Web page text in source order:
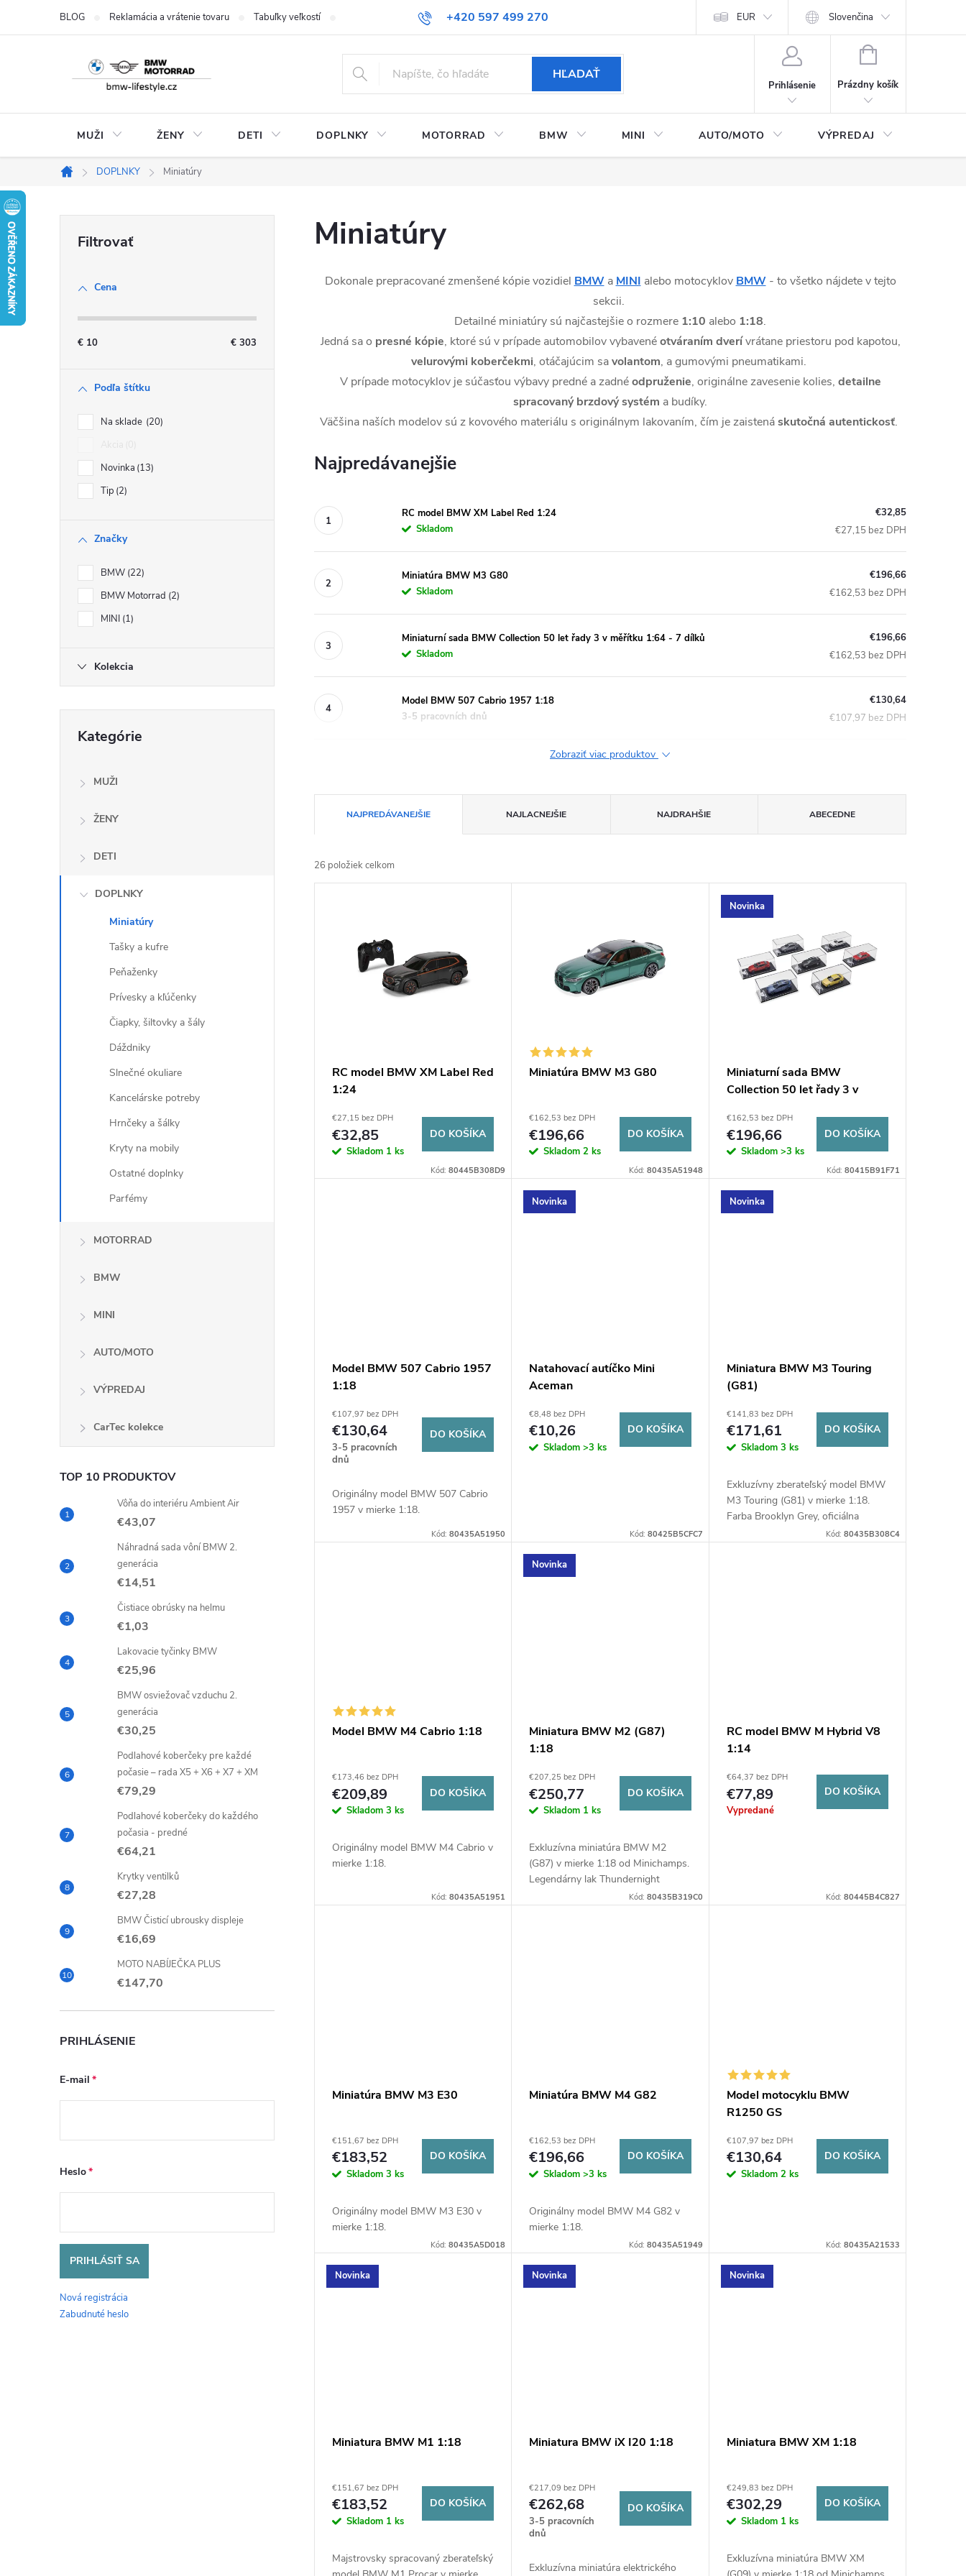
+420 597 499 270
BLOG Reklamácia a vrátenie tovaru Tabuľky veľkostí Obchodné podmienky Moja objednávka Podmienky ochrany osobných údajov
EUR Slovenčina
HĽADAŤ
Prihlásenie
NÁKUPNÝ
Prázdny košík
MUŽI ŽENY DETI DOPLNKY MOTORRAD BMW MINI AUTO/MOTO VÝPREDAJ
Domov
DOPLNKY Miniatúry
Cena
€ 10 € 303
Podľa štítku
Na sklade 20
Novinka 13
Tip 2
Značky
BMW 22
BMW Motorrad 2
MINI 1
Kolekcia
kategórie
Kategórie
MUŽI
ŽENY
DETI
DOPLNKY
Miniatúry
Tašky a kufre
Peňaženky
Prívesky a kľúčenky
Čiapky, šiltovky a šály
Dáždniky
Slnečné okuliare
Kancelárske potreby
Hrnčeky a šálky
Kryty na mobily
Ostatné doplnky
Parfémy
MOTORRAD
BMW
MINI
AUTO/MOTO
VÝPREDAJ
CarTec kolekce
TOP 10 PRODUKTOV
Vôňa do interiéru Ambient Air
€43,07
Náhradná sada vôní BMW 2.
generácia
€14,51
Čistiace obrúsky na helmu
€1,03
Lakovacie tyčinky BMW
€25,96
BMW osviežovač vzduchu 2.
generácia
€30,25
Podlahové koberčeky pre každé
počasie – rada X5 + X6 + X7 + XM
€79,29
Podlahové koberčeky do každého
počasia - predné
€64,21
Krytky ventilků
€27,28
BMW Čisticí ubrousky displeje
€16,69
MOTO NABÍJEČKA PLUS
€147,70
PRIHLÁSENIE
E-mail
Heslo
PRIHLÁSIŤ SA
Nová registrácia
Zabudnuté heslo
Miniatúry
Dokonale prepracované zmenšené kópie vozidiel BMWa MINI alebo motocyklov BMW- to všetko nájdete v tejto
sekcii.
Detailné miniatúry sú najčastejšie o rozmere 1:10 alebo 1:18.
Jedná sa o presné kópie, ktoré sú v prípade automobilov vybavenéotváraním dverívrátane priestoru pod kapotou,
velurovými koberčekmi, otáčajúcim savolantom, a gumovými pneumatikami.
V prípade motocyklov je súčasťou výbavy predné a zadnéodpruženie, originálne zavesenie kolies, detailne
spracovaný brzdový systém a budíky.
Väčšina naších modelov sú z kovového materiálu s originálnym lakovaním, čím je zaistenáskutočná autentickosť.
Najpredávanejšie
RC model BMW XM Label Red 1:24
Skladom
€32,85
€27,15 bez DPH
Miniatúra BMW M3 G80
Skladom
€196,66
€162,53 bez DPH
Miniaturní sada BMW Collection 50 let řady 3 v měřítku 1:64 - 7 dílků
Skladom
€196,66
€162,53 bez DPH
Model BMW 507 Cabrio 1957 1:18
3-5 pracovních dnů
€130,64
€107,97 bez DPH
Zobraziť viac produktov
a
d
d
NAJPREDÁVANEJŠIE NAJLACNEJŠIE NAJDRAHŠIE ABECEDNE
26 položiek celkom
d
RC model BMW XM Label Red
1:24
€27,15 bez DPH
€32,85
Skladom 1 ks
DO KOŠÍKA
Kód:80445B308D9
Miniatúra BMW M3 G80
€162,53 bez DPH
€196,66
Skladom2 ks
DO KOŠÍKA
Kód: 80435A51948
Novinka
Miniaturní sada BMW
Collection 50 let řady 3 v
€162,53 bez DPH
€196,66
Skladom >3 ks
DO KOŠÍKA
Kód: 80415B91F71
Model BMW 507 Cabrio 1957
1:18
€107,97 bez DPH
€130,64
3-5 pracovních
dnů
DO KOŠÍKA
Originálny model BMW 507 Cabrio
1957 v mierke 1:18.
Kód:80435A51950
Novinka
Natahovací autíčko Mini
Aceman
€8,48 bez DPH
€10,26
Skladom>3 ks
DO KOŠÍKA
Kód: 80425B5CFC7
Novinka
Miniatura BMW M3 Touring
(G81)
€141,83 bez DPH
€171,61
Skladom 3 ks
DO KOŠÍKA
Exkluzívny zberateľský model BMW
M3 Touring (G81) v mierke 1:18.
Farba Brooklyn Grey, oficiálna
kolekcia BMW Lifestyle. Špičkové
Kód: 80435B308C4
Model BMW M4 Cabrio 1:18
€173,46 bez DPH
€209,89
Skladom 3 ks
DO KOŠÍKA
Originálny model BMW M4 Cabrio v
mierke 1:18.
Kód:80435A51951
Novinka
Miniatura BMW M2 (G87)
1:18
€207,25 bez DPH
€250,77
Skladom 1 ks
DO KOŠÍKA
Exkluzívna miniatúra BMW M2
(G87) v mierke 1:18 od Minichamps.
Legendárny lak Thundernight
Metallic, špičkové detaily a oficiálna
Kód: 80435B319C0
RC model BMW M Hybrid V8
1:14
€64,37 bez DPH
€77,89
Vypredané
DO KOŠÍKA
Kód: 80445B4C827
Miniatúra BMW M3 E30
€151,67 bez DPH
€183,52
Skladom 3 ks
DO KOŠÍKA
Originálny model BMW M3 E30 v
mierke 1:18.
Kód:80435A5D018
Miniatúra BMW M4 G82
€162,53 bez DPH
€196,66
Skladom>3 ks
DO KOŠÍKA
Originálny model BMW M4 G82 v
mierke 1:18.
Kód: 80435A51949
Model motocyklu BMW
R1250 GS
€107,97 bez DPH
€130,64
Skladom 2 ks
DO KOŠÍKA
Kód: 80435A21533
Novinka
Miniatura BMW M1 1:18
€151,67 bez DPH
€183,52
Skladom 1 ks
DO KOŠÍKA
Majstrovsky spracovaný zberateľský
Novinka
Miniatura BMW iX I20 1:18
€217,09 bez DPH
€262,68
3-5 pracovních
dnů
DO KOŠÍKA
Exkluzívna miniatúra elektrického
Novinka
Miniatura BMW XM 1:18
€249,83 bez DPH
€302,29
Skladom 1 ks
DO KOŠÍKA
Exkluzívna miniatúra BMW XM